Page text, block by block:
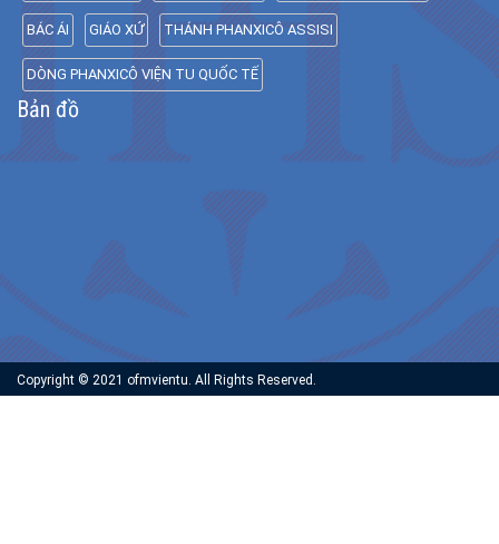
BÁC ÁI GIÁO XỨ THÁNH PHANXICÔ ASSISI
DÒNG PHANXICÔ VIỆN TU QUỐC TẾ
Bản đồ
Copyright © 2021 ofmvientu. All Rights Reserved.